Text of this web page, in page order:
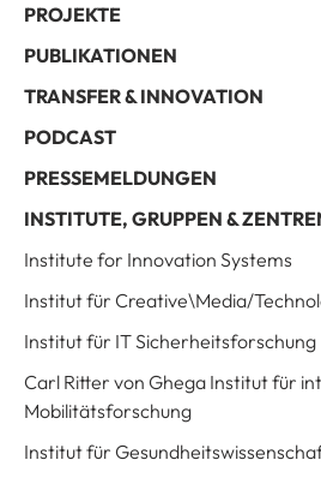
PROJEKTE
PUBLIKATIONEN
TRANSFER & INNOVATION
PODCAST
PRESSEMELDUNGEN
INSTITUTE, GRUPPEN &
Institute for Innovation Systems
Institut für Creative\Media/
Institut für IT Sicherheitsforschung
Carl Ritter von Ghega Institut für
Mobilitätsforschung
Institut für